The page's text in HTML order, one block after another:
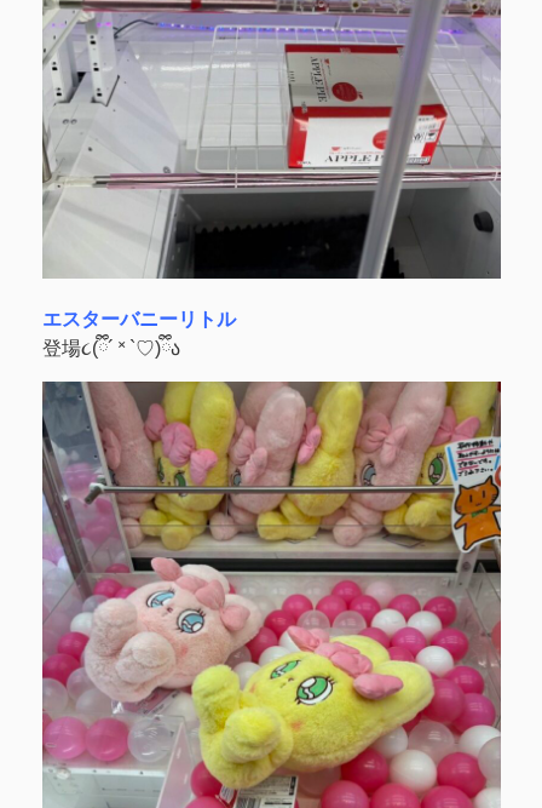
エスターバニーリトル
登場૮(ྀི´ ˟ `♡)ྀིა